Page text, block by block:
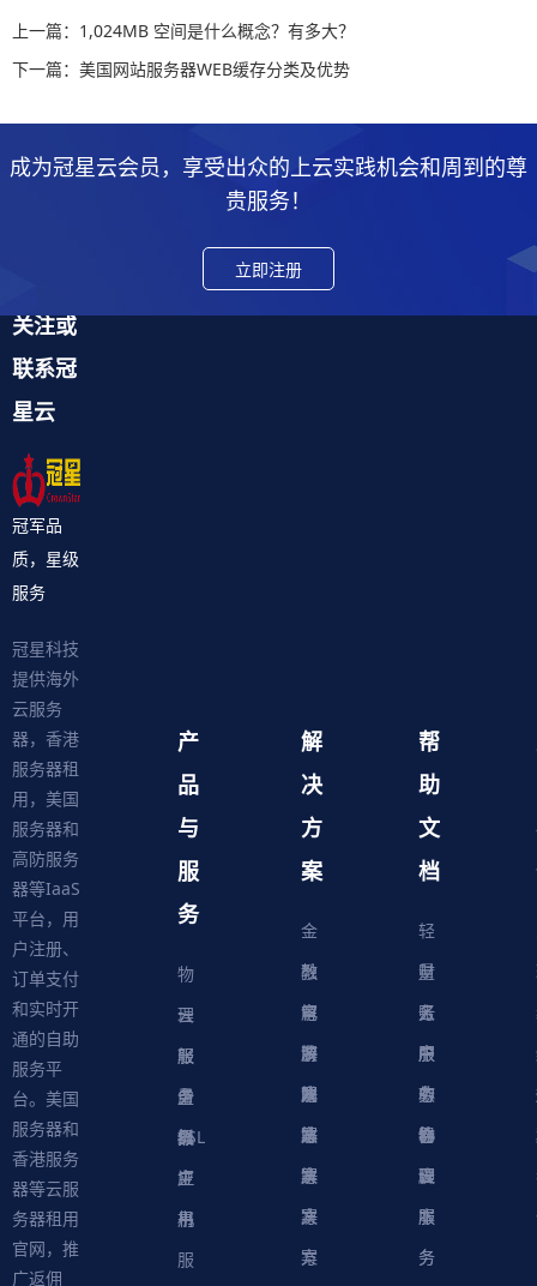
上一篇：1,024MB 空间是什么概念？有多大？
下一篇：美国网站服务器WEB缓存分类及优势
成为冠星云会员，享受出众的上云实践机会和周到的尊
贵服务！
立即注册
关注或
联系冠
星云
冠军品
质，星级
服务
冠星科技
提供海外
云服务
器，香港
服务器租
用，美国
服务器和
高防服务
器等IaaS
平台，用
户注册、
订单支付
和实时开
通的自助
服务平
台。美国
服务器和
香港服务
器等云服
务器租用
官网，推
广返佣
产
品
与
服
务
物
理
服
务
器
云
服
务
器
轻
量
级
应
用
服
虚
拟
主
机
SSL
证
书
解
决
方
案
金
融
解
决
方
案
教
育
解
决
方
案
电
商
解
决
方
案
游
戏
解
决
方
案
网
站
解
决
方
帮
助
文
档
轻
量
云
服
务
器
财
务
中
心
账
户
中
心
服
务
协
议
软
件
脚
本
物
理
服
务
云
服
务